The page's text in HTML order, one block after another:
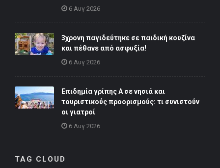
6 Αυγ 2026
3χρονη παγιδεύτηκε σε παιδική κουζίνα
και πέθανε από ασφυξία!
6 Αυγ 2026
Επιδημία γρίπης Α σε νησιά και
τουριστικούς προορισμούς: τι συνιστούν
οι γιατροί
6 Αυγ 2026
TAG CLOUD